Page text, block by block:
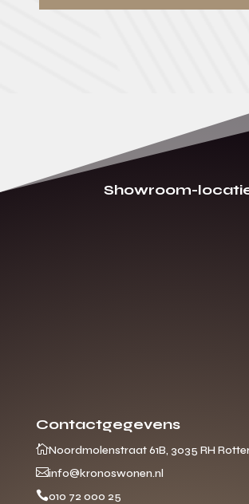
Showroom-
Contactgegevens
Noordmolenstraat 61B, 3035 RH
info@kronoswonen.nl
010 72 000 25